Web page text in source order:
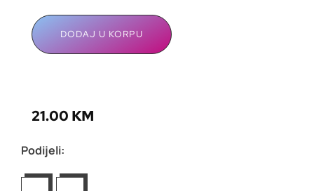
DODAJ U KORPU
21.00 KM
Podijeli: